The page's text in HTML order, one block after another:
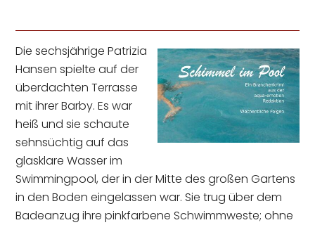
Die sechsjährige Patrizia
Hansen spielte auf der
überdachten Terrasse
mit ihrer Barby. Es war
heiß und sie schaute
sehnsüchtig auf das
glasklare Wasser im
Swimmingpool, der in der Mitte des großen Gartens
in den Boden eingelassen war. Sie trug über dem
Badeanzug ihre pinkfarbene Schwimmweste; ohne